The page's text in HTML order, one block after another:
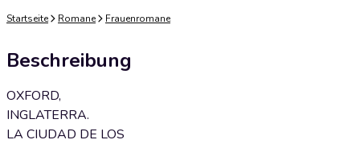
Startseite Romane Frauenromane
Beschreibung
OXFORD,
INGLATERRA.
LA CIUDAD DE LOS